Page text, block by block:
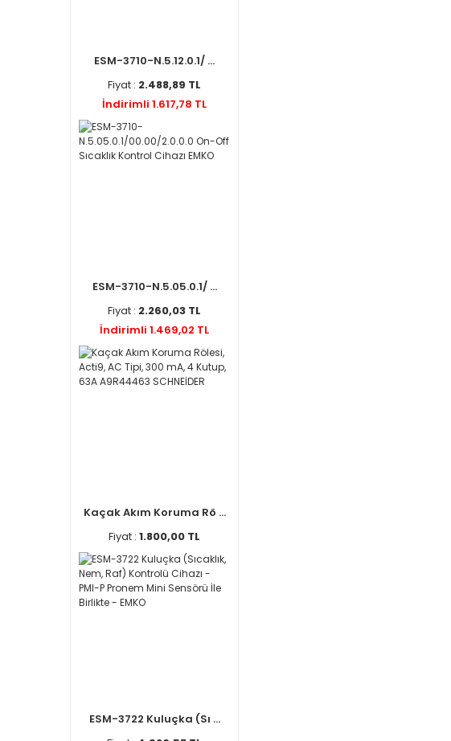
ESM-3710-N.5.12.0.1/ ...
Fiyat : 2.488,89 TL
İndirimli 1.617,78 TL
ESM-3710-N.5.05.0.1/ ...
Fiyat : 2.260,03 TL
İndirimli 1.469,02 TL
Kaçak Akım Koruma Rö ...
Fiyat : 1.800,00 TL
ESM-3722 Kuluçka (Sı ...